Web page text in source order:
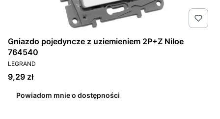
Gniazdo pojedyncze z uziemieniem 2P+Z Niloe
764540
PRODUCENT
LEGRAND
Cena
9,29 zł
Powiadom mnie o dostępności